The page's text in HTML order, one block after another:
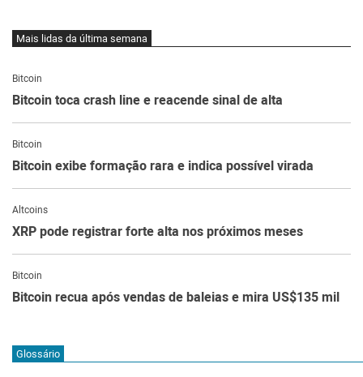
Mais lidas da última semana
Bitcoin
Bitcoin toca crash line e reacende sinal de alta
Bitcoin
Bitcoin exibe formação rara e indica possível virada
Altcoins
XRP pode registrar forte alta nos próximos meses
Bitcoin
Bitcoin recua após vendas de baleias e mira US$135 mil
Glossário